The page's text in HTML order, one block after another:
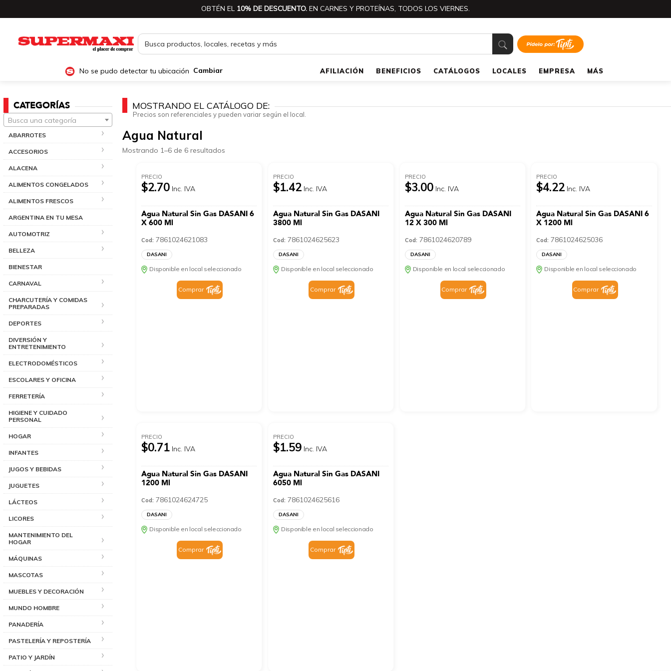
OBTÉN EL 10% DE DESCUENTO. EN CARNES Y PROTEÍNAS, TODOS LOS VIERNES.
No se pudo detectar tu ubicación Cambiar AFILIACIÓN BENEFICIOS CATÁLOGOS LOCALES EMPRESA MÁS
CATEGORÍAS
Busca una categoría
ABARROTES
ACCESORIOS
ALACENA
ALIMENTOS CONGELADOS
ALIMENTOS FRESCOS
ARGENTINA EN TU MESA
AUTOMOTRIZ
BELLEZA
BIENESTAR
CARNAVAL
CHARCUTERÍA Y COMIDAS
PREPARADAS
DEPORTES
DIVERSIÓN Y
ENTRETENIMIENTO
ELECTRODOMÉSTICOS
ESCOLARES Y OFICINA
FERRETERÍA
HIGIENE Y CUIDADO
PERSONAL
HOGAR
INFANTES
JUGOS Y BEBIDAS
JUGUETES
LÁCTEOS
LICORES
MANTENIMIENTO DEL
HOGAR
MÁQUINAS
MASCOTAS
MUEBLES Y DECORACIÓN
MUNDO HOMBRE
PANADERÍA
PASTELERÍA Y REPOSTERÍA
PATIO Y JARDÍN
MOSTRANDO EL CATÁLOGO DE:
Precios son referenciales y pueden variar según el local.
Agua Natural
Mostrando 1–6 de 6 resultados
PRECIO
$2.70 Inc. IVA
Agua Natural Sin Gas DASANI 6
X 600 Ml
Cod: 7861024621083
DASANI
Disponible en local seleccionado
Comprar
PRECIO
$1.42 Inc. IVA
Agua Natural Sin Gas DASANI
3800 Ml
Cod: 7861024625623
DASANI
Disponible en local seleccionado
Comprar
PRECIO
$3.00 Inc. IVA
Agua Natural Sin Gas DASANI
12 X 300 Ml
Cod: 7861024620789
DASANI
Disponible en local seleccionado
Comprar
PRECIO
$4.22 Inc. IVA
Agua Natural Sin Gas DASANI 6
X 1200 Ml
Cod: 7861024625036
DASANI
Disponible en local seleccionado
Comprar
PRECIO
$0.71 Inc. IVA
Agua Natural Sin Gas DASANI
1200 Ml
Cod: 7861024624725
DASANI
Disponible en local seleccionado
Comprar
PRECIO
$1.59 Inc. IVA
Agua Natural Sin Gas DASANI
6050 Ml
Cod: 7861024625616
DASANI
Disponible en local seleccionado
Comprar